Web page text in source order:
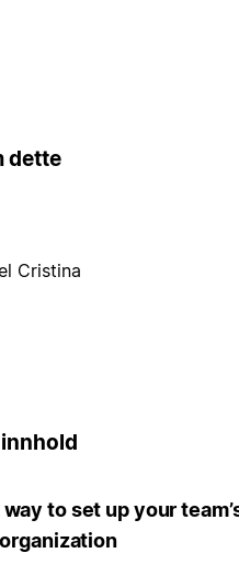
dette
Cristina
to set up your